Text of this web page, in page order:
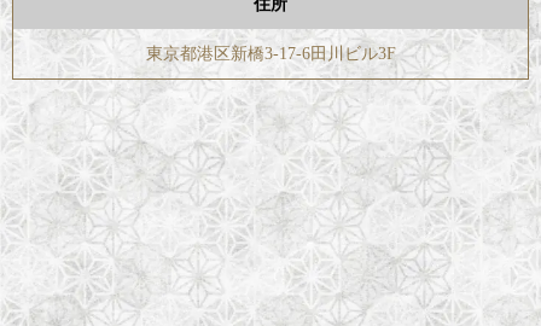
住所
東京都港区新橋3-17-6田川ビル3F